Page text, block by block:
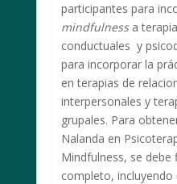
participantes para
mindfulnessa
conductuales y
para incorporar la
en terapias de
interpersonales y
grupales. Para
Nalanda en
Mindfulness, se debe
completo, incluyendo